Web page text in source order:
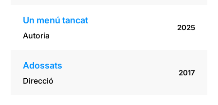
Un menú tancat
Autoria
2025
Adossats
Direcció
2017